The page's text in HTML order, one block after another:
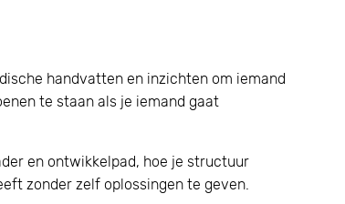
handvatten en inzichten om iemand
te staan als je iemand gaat
en ontwikkelpad, hoe je structuur
zonder zelf oplossingen te geven.